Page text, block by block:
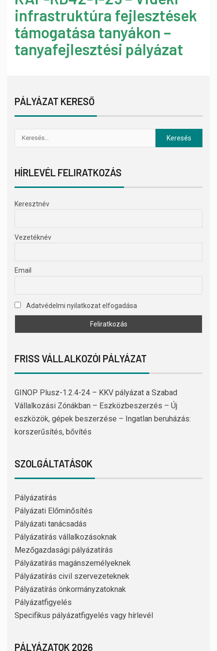
infrastruktúra fejlesztések
támogatása tanyákon –
tanyafejlesztési pályázat
PÁLYÁZAT KERESŐ
HÍRLEVÉL FELIRATKOZÁS
Keresztnév
Vezetéknév
Email
Adatvédelmi nyilatkozat elfogadása
FRISS VÁLLALKOZÓI PÁLYÁZAT
GINOP Plusz-1.2.4-24 – KKV pályázat a Szabad
Vállalkozási Zónákban – Eszközbeszerzés – Új
eszközök, gépek beszerzése – Ingatlan beruházás:
korszerűsítés, bővítés
SZOLGÁLTATÁSOK
Pályázatírás
Pályázati Előminősítés
Pályázati tanácsadás
Pályázatírás vállalkozásoknak
Mezőgazdasági pályázatírás
Pályázatírás magánszemélyeknek
Pályázatírás civil szervezeteknek
Pályázatírás önkormányzatoknak
Pályázatfigyelés
Specifikus pályázatfigyelés vagy hírlevél
PÁLYÁZATOK 2026